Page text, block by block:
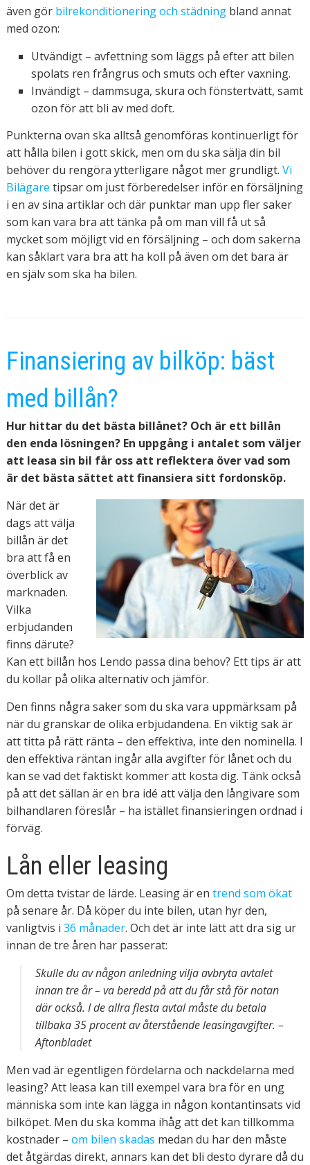
även gör bilrekonditionering och städningbland annat
med ozon:
Utvändigt – avfettning som läggs på efter att bilen
spolats ren frångrus och smuts och efter vaxning.
Invändigt – dammsuga, skura och fönstertvätt, samt
ozon för att bli av med doft.
Punkterna ovan ska alltså genomföras kontinuerligt för
att hålla bilen i gott skick, men om du ska sälja din bil
behöver du rengöra ytterligare något mer grundligt. Vi
Bilägare tipsar om just förberedelser inför en försäljning
i en av sina artiklar och där punktar man upp fler saker
som kan vara bra att tänka på om man vill få ut så
mycket som möjligt vid en försäljning – och dom sakerna
kan såklart vara bra att ha koll på även om det bara är
en själv som ska ha bilen.
Finansiering av bilköp: bäst
med billån?
Hur hittar du det bästa billånet? Och är ett billån
den enda lösningen? En uppgång i antalet som väljer
att leasa sin bil får oss att reflektera över vad som
är det bästa sättet att finansiera sitt fordonsköp.
När det är
dags att välja
billån är det
bra att få en
överblick av
marknaden.
Vilka
erbjudanden
finns därute?
Kan ett billån hos Lendo passa dina behov? Ett tips är att
du kollar på olika alternativ och jämför.
Den finns några saker som du ska vara uppmärksam på
när du granskar de olika erbjudandena. En viktig sak är
att titta på rätt ränta – den effektiva, inte den nominella. I
den effektiva räntan ingår alla avgifter för lånet och du
kan se vad det faktiskt kommer att kosta dig. Tänk också
på att det sällan är en bra idé att välja den långivare som
bilhandlaren föreslår – ha istället finansieringen ordnad i
förväg.
Lån eller leasing
Om detta tvistar de lärde. Leasing är en trend som ökat
på senare år. Då köper du inte bilen, utan hyr den,
vanligtvis i 36 månader. Och det är inte lätt att dra sig ur
innan de tre åren har passerat:
Skulle du av någon anledning vilja avbryta avtalet
innan tre år – va beredd på att du får stå för notan
där också. I de allra flesta avtal måste du betala
tillbaka 35 procent av återstående leasingavgifter. –
Aftonbladet
Men vad är egentligen fördelarna och nackdelarna med
leasing? Att leasa kan till exempel vara bra för en ung
människa som inte kan lägga in någon kontantinsats vid
bilköpet. Men du ska komma ihåg att det kan tillkomma
kostnader – om bilen skadas medan du har den måste
det åtgärdas direkt, annars kan det bli desto dyrare då du